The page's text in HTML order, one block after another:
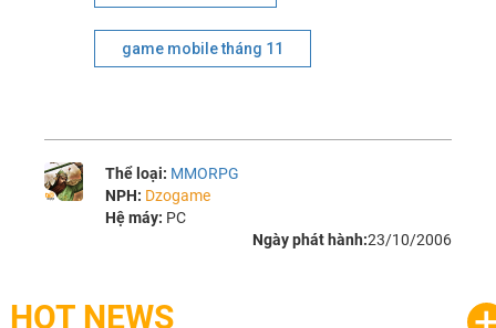
game mobile tháng 11
Thể loại: MMORPG
NPH: Dzogame
Hệ máy: PC
Ngày phát hành:23/10/2006
HOT NEWS